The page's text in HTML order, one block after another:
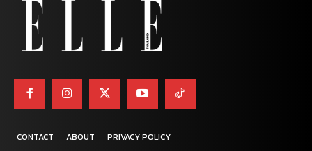
CONTACT ABOUT PRIVACY POLICY